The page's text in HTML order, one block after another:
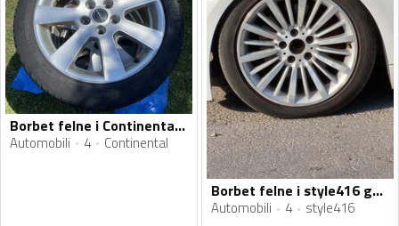
Borbet felne i Continental gume
Automobili 4 Continental
Borbet felne i style416 gume
Automobili 4 style416